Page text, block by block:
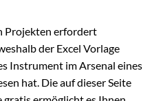
Projekten erfordert
der Excel Vorlage
Instrument im Arsenal eines
hat. Die auf dieser Seite